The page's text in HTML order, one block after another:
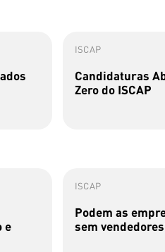
ISCAP
Candidaturas
Zero do ISCAP
e
ISCAP
Podem as
sem